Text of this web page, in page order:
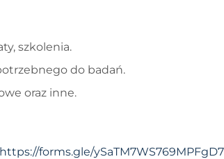
szkolenia.
do badań.
oraz inne.
https://forms.gle/ySaTM7WS769MPFgD7